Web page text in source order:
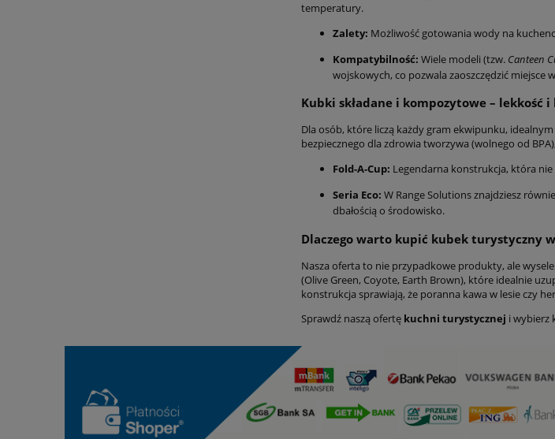
temperatury.
Zalety: Możliwość gotowania wody na
Kompatybilność: Wiele modeli (tzw. Canteen
wojskowych, co pozwala zaoszczędzić miejsce
Kubki składane i kompozytowe – lekkość
Dla osób, które liczą każdy gram ekwipunku,
bezpiecznego dla zdrowia tworzywa (wolnego od
Fold-A-Cup: Legendarna konstrukcja, która nie
Seria Eco: W Range Solutions znajdziesz
dbałością o środowisko.
Dlaczego warto kupić kubek turystyczny
Nasza oferta to nie przypadkowe produkty, ale
(Olive Green, Coyote, Earth Brown), które idealnie
konstrukcja sprawiają, że poranna kawa w lesie czy
Sprawdź naszą ofertę kuchni turystycznej i wybierz